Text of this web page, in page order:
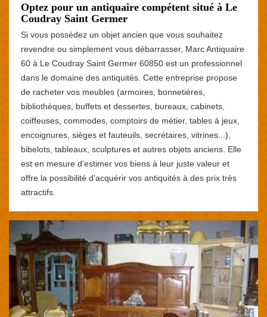
Optez pour un antiquaire compétent situé à Le
Coudray Saint Germer
Si vous possédez un objet ancien que vous souhaitez
revendre ou simplement vous débarrasser, Marc Antiquaire
60 à Le Coudray Saint Germer 60850 est un professionnel
dans le domaine des antiquités. Cette entreprise propose
de racheter vos meubles (armoires, bonnetières,
bibliothèques, buffets et dessertes, bureaux, cabinets,
coiffeuses, commodes, comptoirs de métier, tables à jeux,
encoignures, sièges et fauteuils, secrétaires, vitrines...),
bibelots, tableaux, sculptures et autres objets anciens. Elle
est en mesure d'estimer vos biens à leur juste valeur et
offre la possibilité d'acquérir vos antiquités à des prix très
attractifs.